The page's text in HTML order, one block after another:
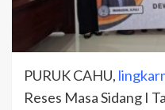
PURUK CAHU,
Reses Masa Sidang I